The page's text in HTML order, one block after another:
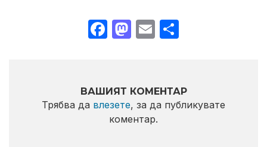
Facebook
Mastodon
Email
ВАШИЯТ КОМЕНТАР
Трябва да влезете, за да публикувате
коментар.